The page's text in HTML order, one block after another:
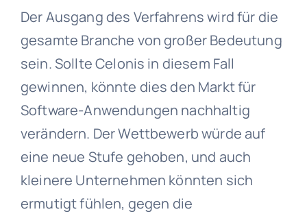
Der Ausgang des Verfahrens wird für die
gesamte Branche von großer Bedeutung
sein. Sollte Celonis in diesem Fall
gewinnen, könnte dies den Markt für
Software-Anwendungen nachhaltig
verändern. Der Wettbewerb würde auf
eine neue Stufe gehoben, und auch
kleinere Unternehmen könnten sich
ermutigt fühlen, gegen die